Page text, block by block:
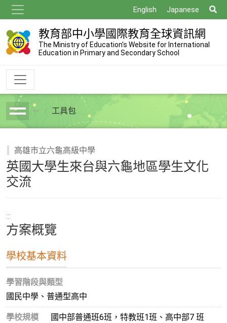
到
主
要
內
English Japanese
尋
教育部中小學國際教育全球資訊網
The Ministry of Education's Website for International
Education in Primary and Secondary School
breadcrumb工具包
高雄市立六龜高級中學
英國大學生來台與六龜地區學生文化
交流
:::
方案概覽
學校基本資料
學習階段與類型
國民中學、普通型高中
學校規模
國中部普通班6班，特教班1班、高中部7 班